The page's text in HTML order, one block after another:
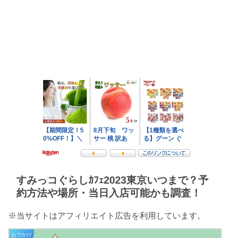
すみっコぐらしｶﾌｪ2023東京いつまで？予
約方法や場所・当日入店可能かも調査！
※当サイトはアフィリエイト広告を利用しています。
おでかけ